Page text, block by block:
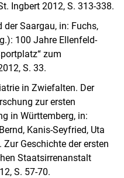
Ingbert 2012, S. 313-338.
Saargau, in: Fuchs,
100 Jahre Ellenfeld-
zum
S. 33.
in Zwiefalten. Der
zur ersten
in Württemberg, in:
Kanis-Seyfried, Uta
Geschichte der ersten
Staatsirrenanstalt
S. 57-70.